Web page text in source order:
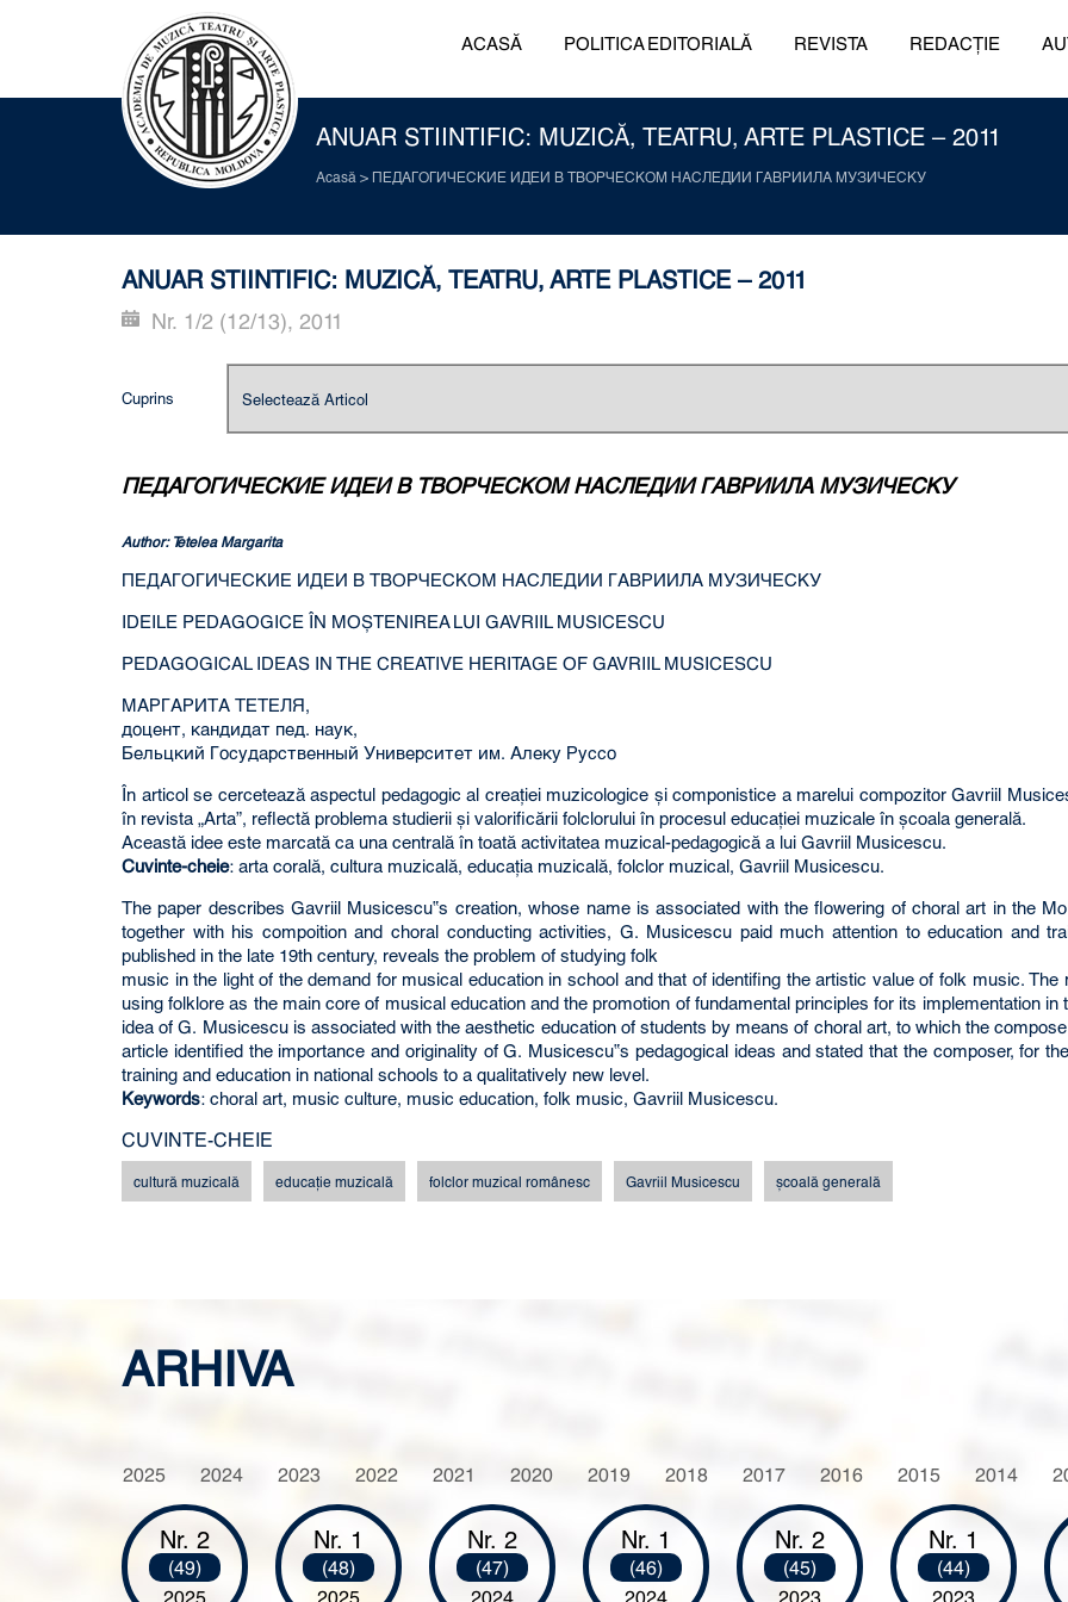
ACASĂ POLITICA EDITORIALĂ REVISTA REDACȚIE
ANUAR STIINTIFIC: MUZICĂ, TEATRU, ARTE PLASTICE – 2011
Acasă > ПЕДАГОГИЧЕСКИЕ ИДЕИ В ТВОРЧЕСКОМ НАСЛЕДИИ ГАВРИИЛА МУЗИЧЕСКУ
ANUAR STIINTIFIC: MUZICĂ, TEATRU, ARTE PLASTICE – 2011
Nr. 1/2 (12/13), 2011
Cuprins
ПЕДАГОГИЧЕСКИЕ ИДЕИ В ТВОРЧЕСКОМ НАСЛЕДИИ ГАВРИИЛА МУЗИЧЕСКУ
Author: Tetelea Margarita
ПЕДАГОГИЧЕСКИЕ ИДЕИ В ТВОРЧЕСКОМ НАСЛЕДИИ ГАВРИИЛА МУЗИЧЕСКУ
IDEILE PEDAGOGICE ÎN MOŞTENIREA LUI GAVRIIL MUSICESCU
PEDAGOGICAL IDEAS IN THE CREATIVE HERITAGE OF GAVRIIL MUSICESCU
МАРГАРИТА ТЕТЕЛЯ,
доцент, кандидат пед. наук,
Бельцкий Государственный Университет им. Алеку Руссо
În articol se cercetează aspectul pedagogic al creaţiei muzicologice şi componistice a marelui compozitor Gavriil
în revista „Arta”, reflectă problema studierii şi valorificării folclorului în procesul educaţiei muzicale în şcoala generală.
Această idee este marcată ca una centrală în toată activitatea muzical-pedagogică a lui Gavriil Musicescu.
Cuvinte-cheie: arta corală, cultura muzicală, educaţia muzicală, folclor muzical, Gavriil Musicescu.
The paper describes Gavriil Musicescu‟s creation, whose name is associated with the flowering of choral art in the
together with his compoition and choral conducting activities, G. Musicescu paid much attention to education and
published in the late 19th century, reveals the problem of studying folk
music in the light of the demand for musical education in school and that of identifing the artistic value of folk music.
using folklore as the main core of musical education and the promotion of fundamental principles for its implementation
idea of G. Musicescu is associated with the aesthetic education of students by means of choral art, to which the
article identified the importance and originality of G. Musicescu‟s pedagogical ideas and stated that the composer, for
training and education in national schools to a qualitatively new level.
Keywords: choral art, music culture, music education, folk music, Gavriil Musicescu.
CUVINTE-CHEIE
cultură muzicală educaţie muzicală folclor muzical românesc Gavriil Musicescu şcoală generală
ARHIVA
2025 2024 2023 2022 2021 2020 2019 2018 2017 2016 2015 2014
Nr. 2
(49)
2025
Nr. 1
(48)
2025
Nr. 2
(47)
2024
Nr. 1
(46)
2024
Nr. 2
(45)
2023
Nr. 1
(44)
2023